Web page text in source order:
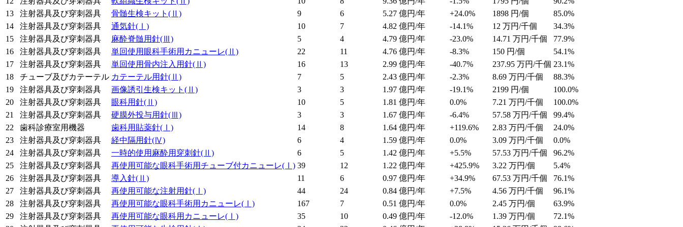
13
注射器具及び穿刺器具 骨髄生検キット (Ⅱ) 9 6 5.27 億円/年 +24.0% 1898 円/個
85.0%
14
注射器具及び穿刺器具 通気針(Ⅰ) 10 7 4.82 億円/年 -14.1% 12 万円/千個
34.3%
15
注射器具及び穿刺器具 麻酔脊髄用針(Ⅲ) 5 4 4.79 億円/年 -23.0% 14.71 万円/千個
77.9%
16
注射器具及び穿刺器具 単回使用眼科手術用カニューレ(Ⅱ) 22 11 4.76 億円/年 -8.3% 150 円/個
54.1%
17
注射器具及び穿刺器具 単回使用骨内注入用針(Ⅱ) 16 13 2.99 億円/年 -40.7% 237.95 万円/千個 23.1%
18
チューブ及びカテーテル カテーテル用針(Ⅱ) 7 5 2.43 億円/年 -2.3% 8.69 万円/千個
88.3%
19
注射器具及び穿刺器具 画像誘引生検キット (Ⅱ) 3 3 1.97 億円/年 -19.1% 2199 円/個
100.0%
20
注射器具及び穿刺器具 眼科用針(Ⅱ) 10 5 1.81 億円/年 0.0% 7.21 万円/千個
100.0%
21
注射器具及び穿刺器具 硬膜外投与用針(Ⅲ) 3 3 1.67 億円/年 -6.4% 57.58 万円/千個
99.4%
22
歯科診療室用機器 歯科用貼薬針(Ⅰ) 14 8 1.64 億円/年 +119.6% 2.83 万円/千個
24.0%
23
注射器具及び穿刺器具 経中隔用針(Ⅳ) 6 4 1.59 億円/年 0.0% 3.09 万円/千個
0.0%
24
注射器具及び穿刺器具 一時的使用麻酔用穿刺針(Ⅱ) 6 5 1.42 億円/年 +5.5% 57.53 万円/千個
96.2%
25
注射器具及び穿刺器具 再使用可能な眼科手術用チューブ付カニューレ(Ⅰ) 39 12 1.22 億円/年 +425.9% 3.22 万円/個
5.4%
26
注射器具及び穿刺器具 導入針(Ⅱ) 11 6 0.97 億円/年 +34.9% 67.53 万円/千個
76.1%
27
注射器具及び穿刺器具 再使用可能な注射用針(Ⅰ) 44 24 0.84 億円/年 +7.5% 4.56 万円/千個
96.1%
28
注射器具及び穿刺器具 再使用可能な眼科手術用カニューレ(Ⅰ) 167 7 0.51 億円/年 0.0% 2.45 万円/個
63.9%
29
注射器具及び穿刺器具 再使用可能な眼科用カニューレ(Ⅰ) 35 10 0.49 億円/年 -12.0% 1.39 万円/個
72.1%